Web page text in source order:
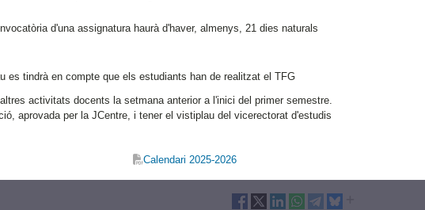
d'una assignatura haurà d'haver, almenys, 21 dies naturals
es tindrà en compte que els estudiants han de realitzat el TFG
activitats docents la setmana anterior a l'inici del primer semestre.
aprovada per la JCentre, i tener el vistiplau del vicerectorat d'estudis
Calendari 2025-2026